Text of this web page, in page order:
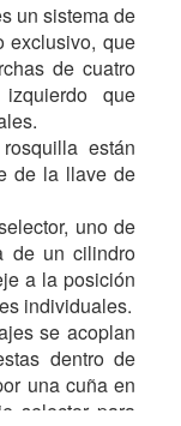
un sistema de
exclusivo, que
de cuatro
que
están
de la llave de
uno de
de un cilindro
a la posición
individuales.
se acoplan
dentro de
una cuña en
selector para